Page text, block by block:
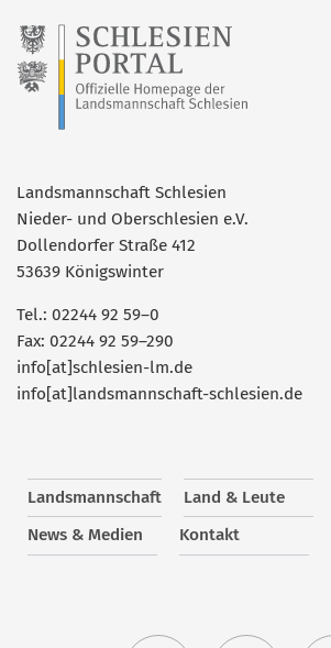
Landsmannschaft Schlesien
Nieder- und Oberschlesien e.V.
Dollendorfer Straße 412
53639 Königswinter
Tel.: 02244 92 59–0
Fax: 02244 92 59–290
info[at]schlesien-lm.de
info[at]landsmannschaft-schlesien.de
Landsmannschaft Land & Leute
News & Medien
Kontakt